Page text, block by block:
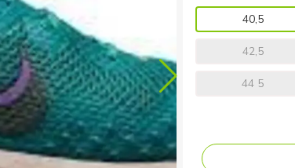
40,5
42,5
44 5